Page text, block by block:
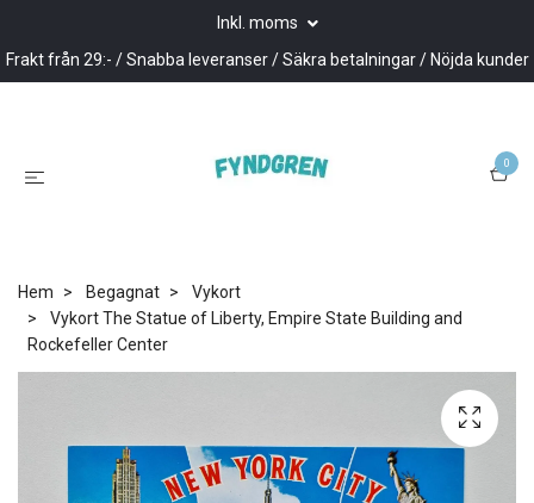
Inkl. moms
Frakt från 29:- / Snabba leveranser / Säkra betalningar / Nöjda kunder
0
Hem Begagnat
Vykort
Vykort The Statue of Liberty, Empire State Building and
Rockefeller Center